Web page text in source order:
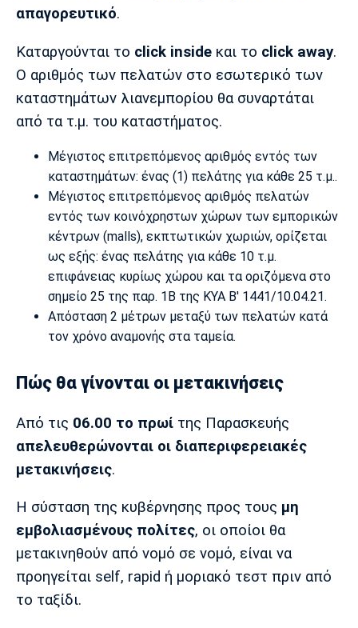
Πόρτο Μπενφίκα
απαγορευτικό.
Καταργούνται το click inside και το click away.
Ο αριθμός των πελατών στο εσωτερικό των
καταστημάτων λιανεμπορίου θα συναρτάται
από τα τ.μ. του καταστήματος.
Μέγιστος επιτρεπόμενος αριθμός εντός των
καταστημάτων: ένας (1) πελάτης για κάθε 25 τ.μ..
Μέγιστος επιτρεπόμενος αριθμός πελατών
εντός των κοινόχρηστων χώρων των εμπορικών
κέντρων (malls), εκπτωτικών χωριών, ορίζεται
ως εξής: ένας πελάτης για κάθε 10 τ.μ.
επιφάνειας κυρίως χώρου και τα οριζόμενα στο
σημείο 25 της παρ. 1Β της ΚΥΑ Β' 1441/10.04.21.
Απόσταση 2 μέτρων μεταξύ των πελατών κατά
τον χρόνο αναμονής στα ταμεία.
Πώς θα γίνονται οι μετακινήσεις
Από τις 06.00 το πρωί της Παρασκευής
απελευθερώνονται οι διαπεριφερειακές
μετακινήσεις.
Η σύσταση της κυβέρνησης προς τους μη
εμβολιασμένους πολίτες, οι οποίοι θα
μετακινηθούν από νομό σε νομό, είναι να
προηγείται self, rapid ή μοριακό τεστ πριν από
το ταξίδι.